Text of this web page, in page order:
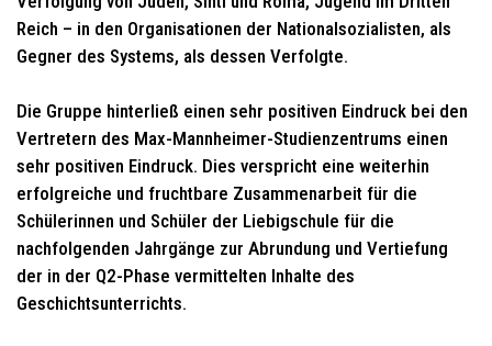
Reich – in den Organisationen der Nationalsozialisten, als
Gegner des Systems, als dessen Verfolgte.
Die Gruppe hinterließ einen sehr positiven Eindruck bei den
Vertretern des Max-Mannheimer-Studienzentrums einen
sehr positiven Eindruck. Dies verspricht eine weiterhin
erfolgreiche und fruchtbare Zusammenarbeit für die
Schülerinnen und Schüler der Liebigschule für die
nachfolgenden Jahrgänge zur Abrundung und Vertiefung
der in der Q2-Phase vermittelten Inhalte des
Geschichtsunterrichts.